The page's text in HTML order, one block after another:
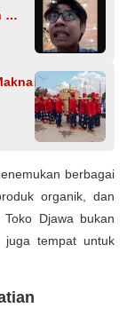
berbagai
organik, dan
Djawa bukan
juga tempat untuk